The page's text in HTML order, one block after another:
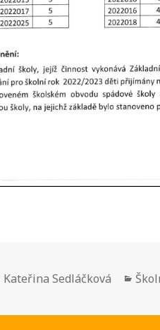
Autor:
Kateřina Sedláčková